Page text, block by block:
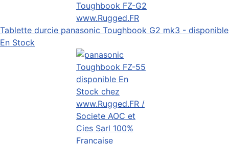
Tablette durcie panasonic Toughbook G2 mk3 - disponible
En Stock